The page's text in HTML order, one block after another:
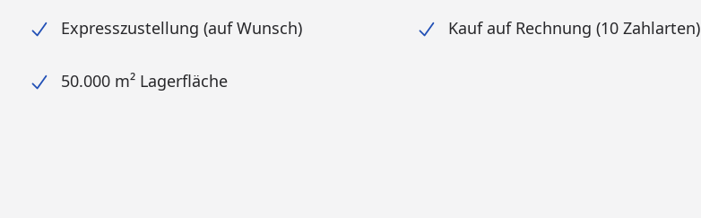
Expresszustellung (auf Wunsch) Kauf auf Rechnung (10 Zahlarten)
50.000 m² Lagerfläche